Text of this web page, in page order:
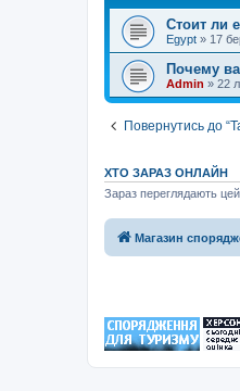
Стоит ли
Egypt » 17
Почему
Admin » 22
Повернутись до
ХТО ЗАРАЗ ОНЛАЙН
Зараз переглядають
Магазин